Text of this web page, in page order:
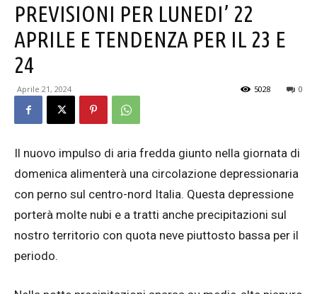
PREVISIONI PER LUNEDI’ 22
APRILE E TENDENZA PER IL 23 E
24
Aprile 21, 2024 0
5028
Il nuovo impulso di aria fredda giunto nella giornata di
domenica alimenterà una circolazione depressionaria
con perno sul centro-nord Italia. Questa depressione
porterà molte nubi e a tratti anche precipitazioni sul
nostro territorio con quota neve piuttosto bassa per il
periodo.